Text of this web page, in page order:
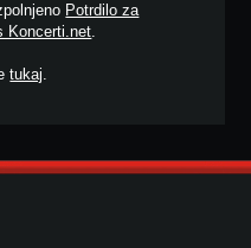
Potrdilo za
Koncerti.net.
tukaj.